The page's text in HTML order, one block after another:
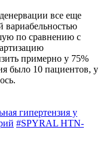
все еще
вариабельностью
по сравнению с
примерно у 75%
было 10 пациентов, у
гипертензия у
#SPYRAL HTN-